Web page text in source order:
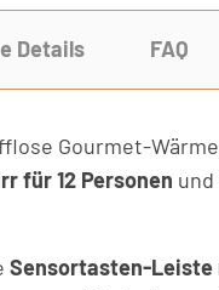
Details FAQ
Gourmet-
für 12 Personen
Sensortasten-